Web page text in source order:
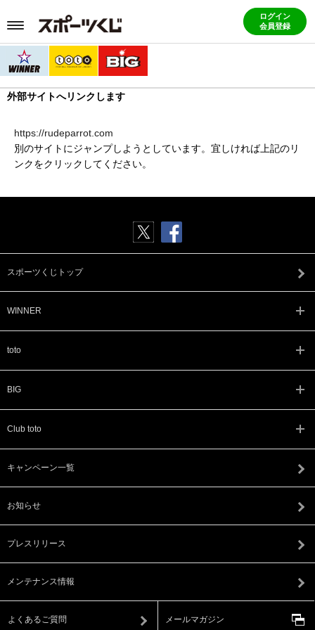
ログイン
会員登録
外部サイトへリンクします
https://rudeparrot.com
別のサイトにジャンプしようとしています。宜しければ上記のリ
ンクをクリックしてください。
スポーツくじトップ
WINNER
toto
BIG
Club toto
キャンペーン一覧
お知らせ
プレスリリース
メンテナンス情報
よくあるご質問 メールマガジン